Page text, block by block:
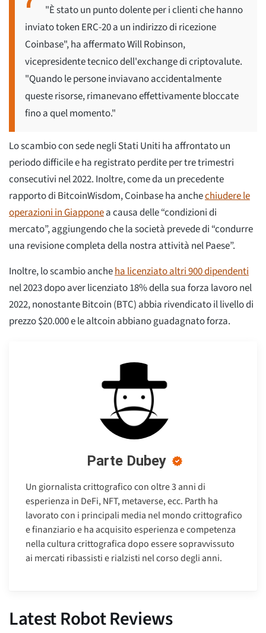
"È stato un punto dolente per i clienti che hanno
inviato token ERC-20 a un indirizzo di ricezione
Coinbase", ha affermato Will Robinson,
vicepresidente tecnico dell'exchange di criptovalute.
"Quando le persone inviavano accidentalmente
queste risorse, rimanevano effettivamente bloccate
fino a quel momento."
Lo scambio con sede negli Stati Uniti ha affrontato un
periodo difficile e ha registrato perdite per tre trimestri
consecutivi nel 2022. Inoltre, come da un precedente
rapporto di BitcoinWisdom, Coinbase ha anchechiudere le
operazioni in Giapponea causa delle “condizioni di
mercato”, aggiungendo che la società prevede di “condurre
una revisione completa della nostra attività nel Paese”.
Inoltre, lo scambio ancheha licenziato altri 900 dipendenti
nel 2023 dopo aver licenziato 18% della sua forza lavoro nel
2022, nonostante Bitcoin (BTC) abbia rivendicato il livello di
prezzo $20.000 e le altcoin abbiano guadagnato forza.
Parte Dubey
Un giornalista crittografico con oltre 3 anni di
esperienza in DeFi, NFT, metaverse, ecc. Parth ha
lavorato con i principali media nel mondo crittografico
e finanziario e ha acquisito esperienza e competenza
nella cultura crittografica dopo essere sopravvissuto
ai mercati ribassisti e rialzisti nel corso degli anni.
Latest Robot Reviews